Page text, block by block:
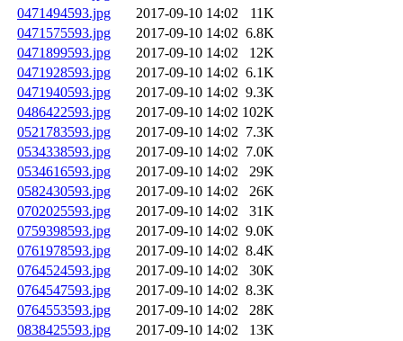
0471494593.jpg
2017-09-10 14:02
11K
0471575593.jpg
2017-09-10 14:02 6.8K
0471899593.jpg
2017-09-10 14:02
12K
0471928593.jpg
2017-09-10 14:02 6.1K
0471940593.jpg
2017-09-10 14:02 9.3K
0486422593.jpg
2017-09-10 14:02 102K
0521783593.jpg
2017-09-10 14:02 7.3K
0534338593.jpg
2017-09-10 14:02 7.0K
0534616593.jpg
2017-09-10 14:02
29K
0582430593.jpg
2017-09-10 14:02
26K
0702025593.jpg
2017-09-10 14:02
31K
0759398593.jpg
2017-09-10 14:02 9.0K
0761978593.jpg
2017-09-10 14:02 8.4K
0764524593.jpg
2017-09-10 14:02
30K
0764547593.jpg
2017-09-10 14:02 8.3K
0764553593.jpg
2017-09-10 14:02
28K
0838425593.jpg
2017-09-10 14:02
13K